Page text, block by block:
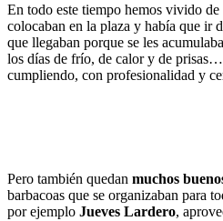
En todo este tiempo hemos vivido
colocaban en la plaza y había que ir
que llegaban porque se les
los días de frío, de calor y de
cumpliendo, con profesionalidad y
Pero también quedan muchos
barbacoas que se organizaban para
por ejemplo Jueves Lardero,